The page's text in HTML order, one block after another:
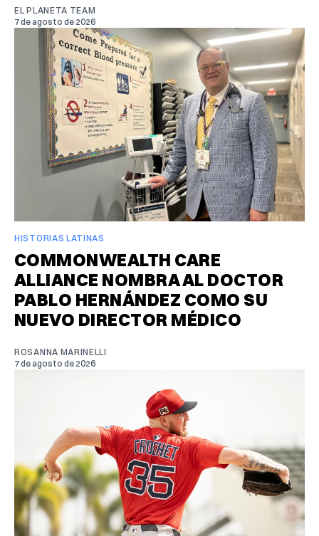
EL PLANETA TEAM
7 de agosto de 2026
HISTORIAS LATINAS
COMMONWEALTH CARE
ALLIANCE NOMBRA AL DOCTOR
PABLO HERNÁNDEZ COMO SU
NUEVO DIRECTOR MÉDICO
ROSANNA MARINELLI
7 de agosto de 2026